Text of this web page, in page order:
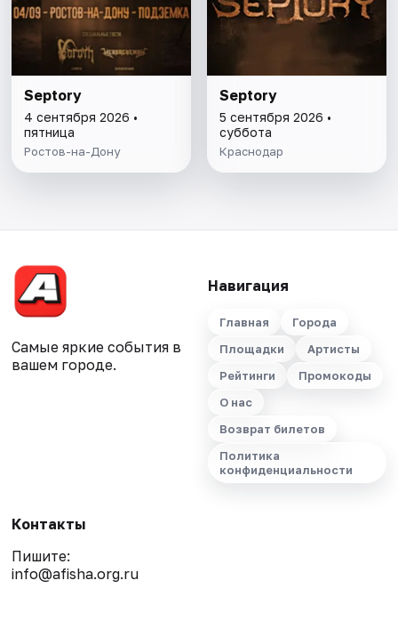
Septory
4 сентября 2026 •
пятница
Ростов-на-Дону
Septory
5 сентября 2026 •
суббота
Краснодар
Самые яркие события в
вашем городе.
Навигация
Главная
Города
Площадки
Артисты
Рейтинги
Промокоды
О нас
Возврат билетов
Политика
конфиденциальности
Контакты
Пишите:
info@afisha.org.ru